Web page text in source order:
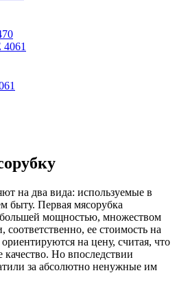
на два вида: используемые в
быту. Первая мясорубка
большей мощностью, множеством
ее стоимость на
на цену, считая, что
Но впоследствии
за абсолютно ненужные им